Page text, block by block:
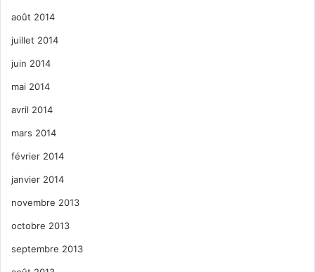
août 2014
juillet 2014
juin 2014
mai 2014
avril 2014
mars 2014
février 2014
janvier 2014
novembre 2013
octobre 2013
septembre 2013